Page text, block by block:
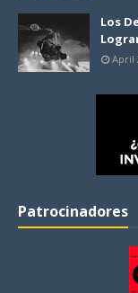
Los
April
Patrocinadores